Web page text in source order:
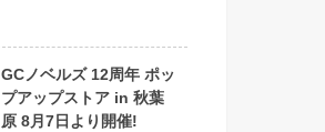
GCノベルズ 12周年 ポッ
プアップストア in 秋葉
原 8月7日より開催!